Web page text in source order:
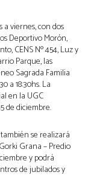
viernes, con dos
Deportivo Morón,
CENS Nº 454, Luz y
Parque, las
Sagrada Familia
a 18:30hs. La
en la UGC
de diciembre.
se realizará
Grana – Predio
y podrá
de jubilados y